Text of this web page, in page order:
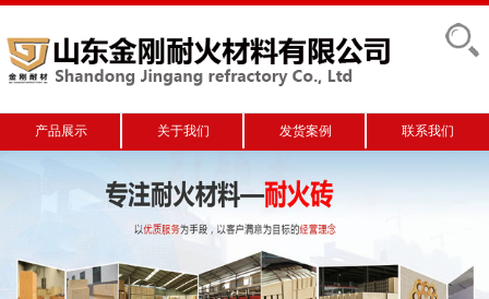
产品展示 关于我们 发货案例 联系我们